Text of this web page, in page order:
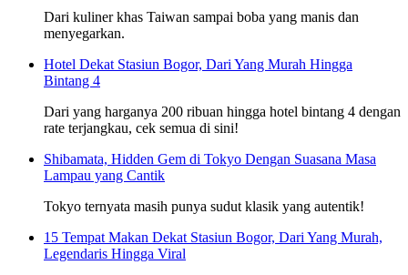
Dari kuliner khas Taiwan sampai boba yang manis dan
menyegarkan.
Hotel Dekat Stasiun Bogor, Dari Yang Murah Hingga
Bintang 4
Dari yang harganya 200 ribuan hingga hotel bintang 4 dengan
rate terjangkau, cek semua di sini!
Shibamata, Hidden Gem di Tokyo Dengan Suasana Masa
Lampau yang Cantik
Tokyo ternyata masih punya sudut klasik yang autentik!
15 Tempat Makan Dekat Stasiun Bogor, Dari Yang Murah,
Legendaris Hingga Viral